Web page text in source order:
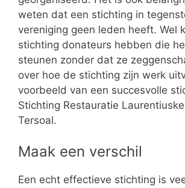
weten dat een stichting in
vereniging geen leden heeft. Wel
stichting donateurs hebben die
steunen zonder dat ze
over hoe de stichting zijn werk
voorbeeld van een succesvolle
Stichting Restauratie
Tersoal.
Maak een verschil
Een echt effectieve stichting is